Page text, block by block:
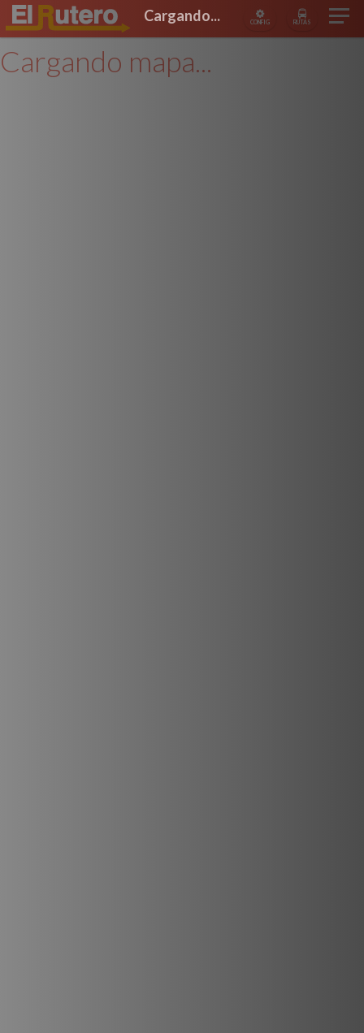
CONFIG RUTAS
Cargando...
Cargando mapa...